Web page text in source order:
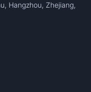
Hangzhou, Zhejiang,